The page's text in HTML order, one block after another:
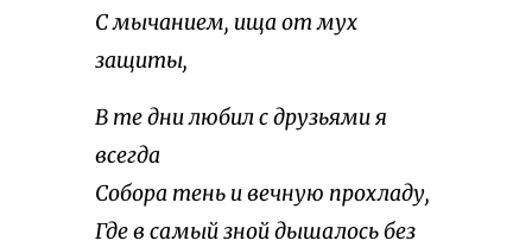
С мычанием, ища от мух
защиты,
В те дни любил с друзьями я
всегда
Собора тень и вечную прохладу,
Где в самый зной дышалось без